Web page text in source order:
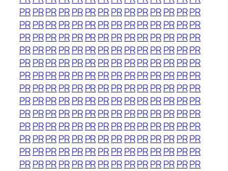
PRPRPRPRPR PRPRPRPRPRPRPR PRPR
PRPRPRPRPR PRPRPRPRPRPRPR PRPR
PRPRPRPRPR PRPRPRPRPRPRPR PRPR
PRPRPRPRPR PRPRPRPRPRPRPR PRPR
PRPRPRPRPR PRPRPRPRPRPRPR PRPR
PRPRPRPRPR PRPRPRPRPRPRPR PRPR
PRPRPRPRPR PRPRPRPRPRPRPR PRPR
PRPRPRPRPR PRPRPRPRPRPRPR PRPR
PRPRPRPRPR PRPRPRPRPRPRPR PRPR
PRPRPRPRPR PRPRPRPRPRPRPR PRPR
PRPRPRPRPR PRPRPRPRPRPRPR PRPR
PRPRPRPRPR PRPRPRPRPRPRPR PRPR
PRPRPRPRPR PRPRPRPRPRPRPR PRPR